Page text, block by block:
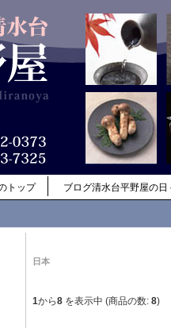
トップ ブログ清水台平野屋の日
日本
1から8 を表示中 (商品の数: 8)